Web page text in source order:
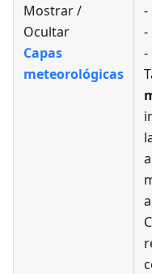
Mostrar /
Ocultar
Capas
meteorológicas
-
-
-